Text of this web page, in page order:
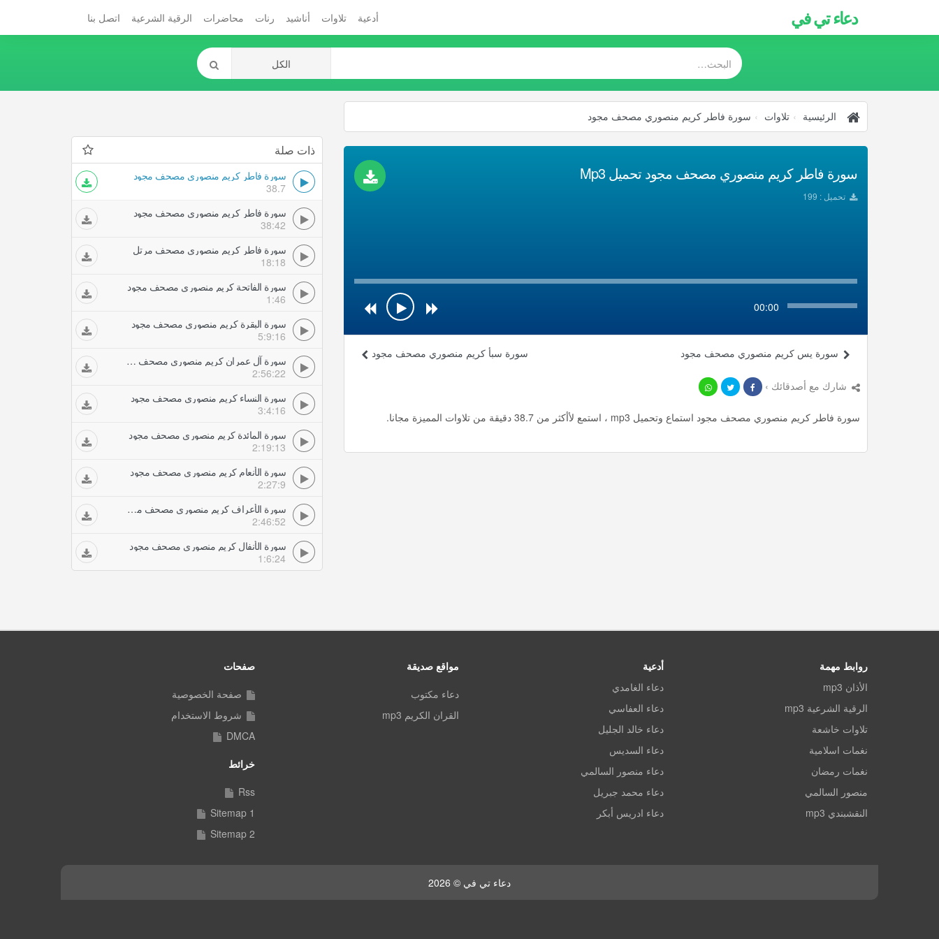
دعاء تي في أدعية تلاوات أناشيد رنات محاضرات الرقية الشرعية اتصل بنا
الرئيسية تلاوات سورة فاطر كريم منصوري مصحف مجود
سورة فاطر كريم منصوري مصحف مجود تحميل Mp3
تحميل : 199
00:00
سورة سبأ كريم منصوري مصحف مجود سورة يس كريم منصوري مصحف مجود
شارك مع أصدقائك ›
سورة فاطر كريم منصوري مصحف مجود استماع وتحميل mp3 ، استمع لأأكثر من 38.7 دقيقة من تلاوات المميزة مجانا.
ذات صلة
سورة فاطر كريم منصوري مصحف مجود
38.7
سورة فاطر كريم منصوري مصحف مجود
38:42
سورة فاطر كريم منصوري مصحف مرتل
18:18
سورة الفاتحة كريم منصوري مصحف مجود
1:46
سورة البقرة كريم منصوري مصحف مجود
5:9:16
سورة آل عمران كريم منصوري مصحف مجود
2:56:22
سورة النساء كريم منصوري مصحف مجود
3:4:16
سورة المائدة كريم منصوري مصحف مجود
2:19:13
سورة الأنعام كريم منصوري مصحف مجود
2:27:9
سورة الأعراف كريم منصوري مصحف مجود
2:46:52
سورة الأنفال كريم منصوري مصحف مجود
1:6:24
روابط مهمة
الأذان mp3
الرقية الشرعية mp3
تلاوات خاشعة
نغمات اسلامية
نغمات رمضان
منصور السالمي
النقشبندي mp3
أدعية
دعاء الغامدي
دعاء العفاسي
دعاء خالد الجليل
دعاء السديس
دعاء منصور السالمي
دعاء محمد جبريل
دعاء ادريس أبكر
مواقع صديقة
دعاء مكتوب
القران الكريم mp3
صفحات
صفحة الخصوصية
شروط الاستخدام
DMCA
خرائط
Rss
Sitemap 1
Sitemap 2
دعاء تي في © 2026